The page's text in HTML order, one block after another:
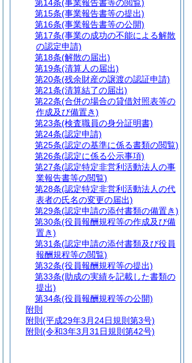
第14条(事業報告書等の閲覧)
第15条(事業報告書等の提出)
第16条(事業報告書等の公開)
第17条(事業の成功の不能による解散
の認定申請)
第18条(解散の届出)
第19条(清算人の届出)
第20条(残余財産の譲渡の認証申請)
第21条(清算結了の届出)
第22条(合併の場合の貸借対照表等の
作成及び備置き)
第23条(検査職員の身分証明書)
第24条(認定申請)
第25条(認定の基準に係る書類の閲覧)
第26条(認定に係る公示事項)
第27条(認定特定非営利活動法人の事
業報告書等の閲覧)
第28条(認定特定非営利活動法人の代
表者の氏名の変更の届出)
第29条(認定申請の添付書類の備置き)
第30条(役員報酬規程等の作成及び備
置き)
第31条(認定申請の添付書類及び役員
報酬規程等の閲覧)
第32条(役員報酬規程等の提出)
第33条(助成の実績を記載した書類の
提出)
第34条(役員報酬規程等の公開)
附則
附則 (平成29年3月24日規則第3号)
附則 (令和3年3月31日規則第42号)